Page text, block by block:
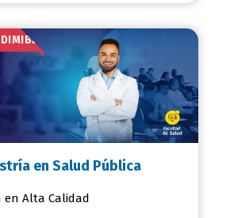
en Salud Pública
en Alta Calidad